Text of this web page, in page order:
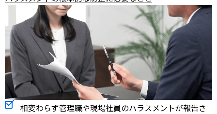
相変わらず管理職や現場社員のハラスメントが報告さ